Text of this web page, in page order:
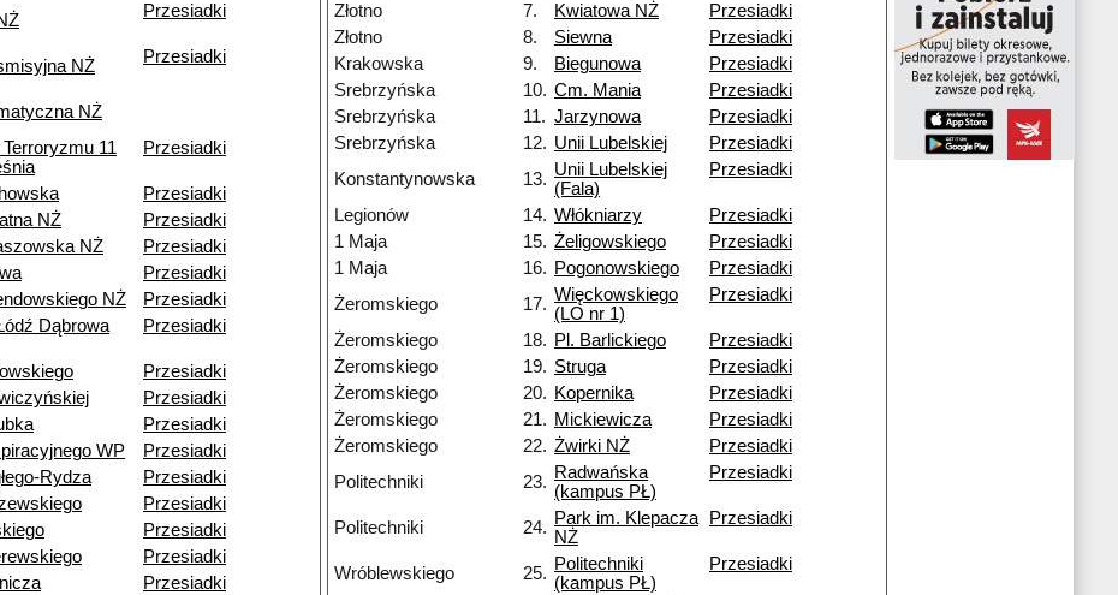
Przesiadki
NŻ Przesiadki
NŻ
11
Przesiadki
Przesiadki
NŻ
Przesiadki
NŻ
Przesiadki
Przesiadki
NŻ
Przesiadki
Dąbrowa
Przesiadki
Przesiadki
Przesiadki
Przesiadki
WP
Przesiadki
Rydza
Przesiadki
Przesiadki
Przesiadki
Przesiadki
Przesiadki
Złotno
7. Kwiatowa NŻ
Przesiadki
Złotno
8. Siewna
Przesiadki
Krakowska
9. Biegunowa
Przesiadki
Srebrzyńska
10. Cm. Mania
Przesiadki
Srebrzyńska
11. Jarzynowa
Przesiadki
Srebrzyńska
12. Unii Lubelskiej
Przesiadki
Konstantynowska
13. Unii Lubelskiej
(Fala)
Przesiadki
Legionów 14. Włókniarzy
Przesiadki
1 Maja
15. Żeligowskiego
Przesiadki
1 Maja
16. Pogonowskiego
Przesiadki
Żeromskiego
17. Więckowskiego
(LO nr 1)
Przesiadki
Żeromskiego 18. Pl. Barlickiego
Przesiadki
Żeromskiego
19. Struga
Przesiadki
Żeromskiego
20. Kopernika
Przesiadki
Żeromskiego
21. Mickiewicza
Przesiadki
Żeromskiego
22. Żwirki NŻ
Przesiadki
Politechniki
23. Radwańska
(kampus PŁ)
Przesiadki
Politechniki 24. Park im. Klepacza
NŻ
Przesiadki
Wróblewskiego 25. Politechniki
(kampus PŁ)
Przesiadki